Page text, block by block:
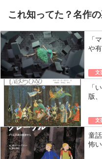
これ知ってた？名作
「
や
文
「
版
文
童
怖